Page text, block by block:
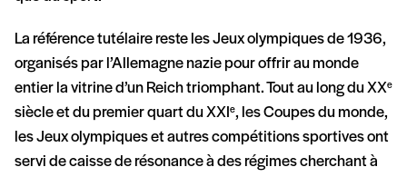
La référence tutélaire reste les Jeux olympiques de 1936,
organisés par l’Allemagne nazie pour offrir au monde
entier la vitrine d’un Reich triomphant. Tout au long du XXe
siècle et du premier quart du XXIe, les Coupes du monde,
les Jeux olympiques et autres compétitions sportives ont
servi de caisse de résonance à des régimes cherchant à